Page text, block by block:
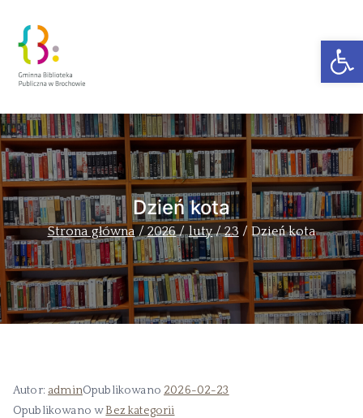
Author
Dzień kota
Strona główna 2026 luty 23 Dzień kota
Autor: adminOpublikowano 2026-02-23
Opublikowano wBez kategorii